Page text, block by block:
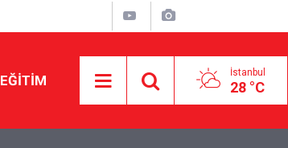
EĞİTİM İstanbul
28 °C